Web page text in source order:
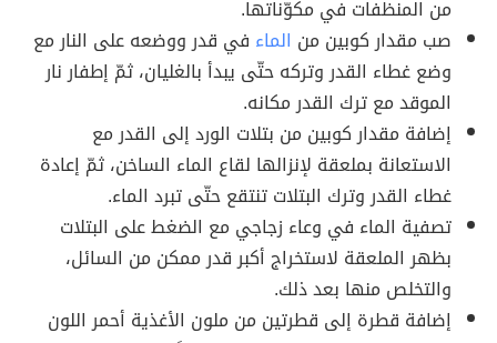
من المنظفات في مكوّناتها.
صب مقدار كوبين من الماء في قدر ووضعه على النار مع
وضع غطاء القدر وتركه حتّى يبدأ بالغليان، ثمّ إطفار نار
الموقد مع ترك القدر مكانه.
إضافة مقدار كوبين من بتلات الورد إلى القدر مع
الاستعانة بملعقة لإنزالها لقاع الماء الساخن، ثمّ إعادة
غطاء القدر وترك البتلات تنتقع حتّى تبرد الماء.
تصفية الماء في وعاء زجاجي مع الضغط على البتلات
بظهر الملعقة لاستخراج أكبر قدر ممكن من السائل،
والتخلص منها بعد ذلك.
إضافة قطرة إلى قطرتين من ملون الأغذية أحمر اللون